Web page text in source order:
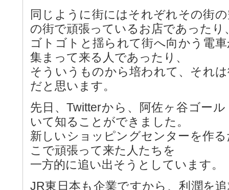
同じように街にはそれぞれその街
の街で頑張っているお店であったり
ゴトゴトと揺られて街へ向かう電
集まって来る人であったり、
そういうものから培われて、それ
だと思います。
先日、Twitterから、阿佐ヶ谷ゴー
いて知ることができました。
新しいショッピングセンターを作
こで頑張って来た人たちを
一方的に追い出そうとしています。
JR東日本も企業ですから、利潤を